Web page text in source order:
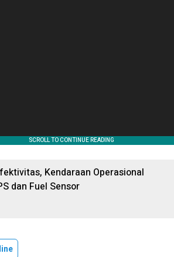
Kendaraan Operasional
dan Fuel Sensor